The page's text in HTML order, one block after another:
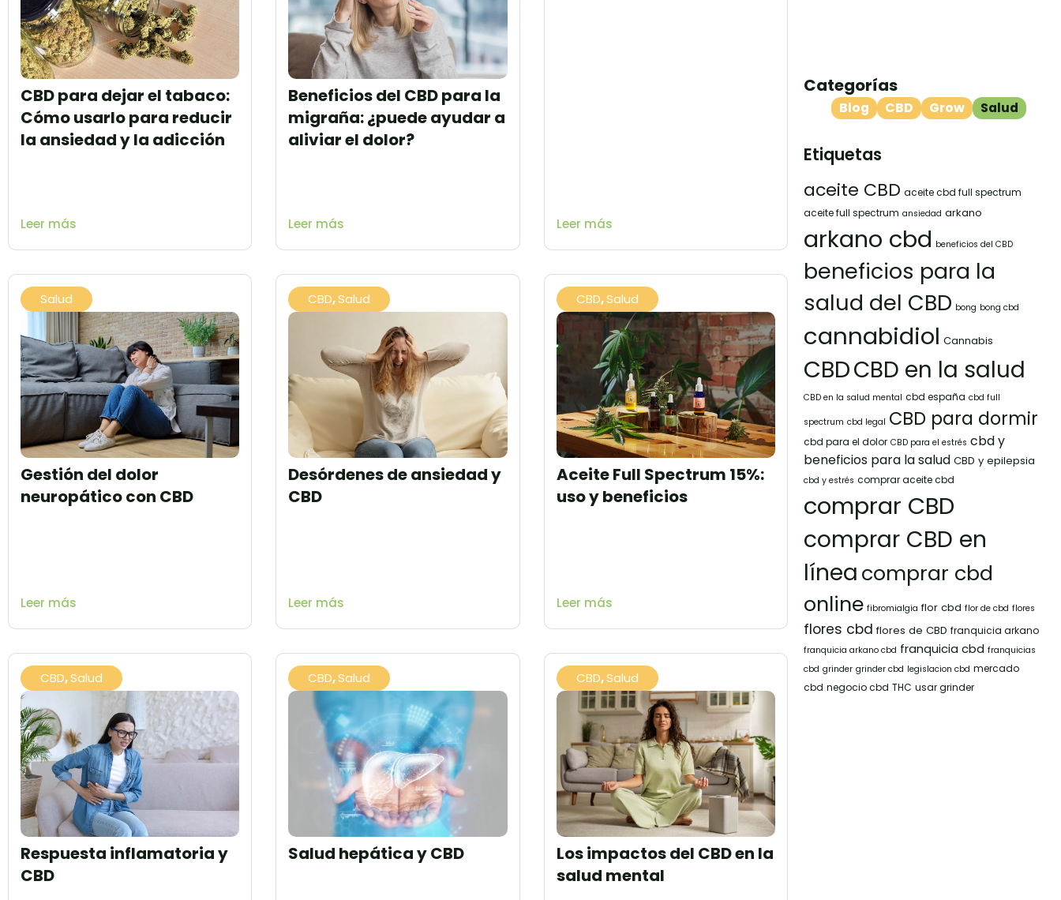
CBD para dejar el tabaco:
Cómo usarlo para reducir
la ansiedad y la adicción
Leer más
Beneficios del CBD para la
migraña: ¿puede ayudar a
aliviar el dolor?
Leer más Leer más
Salud
Gestión del dolor
neuropático con CBD
Leer más
CBD,Salud
Desórdenes de ansiedad y
CBD
Leer más
CBD,Salud
Aceite Full Spectrum 15%:
uso y beneficios
Leer más
CBD,Salud
Respuesta inflamatoria y
CBD
CBD,Salud
Salud hepática y CBD
CBD,Salud
Los impactos del CBD en la
salud mental
Categorías
Blog CBD Grow Salud
Etiquetas
aceite CBD aceite cbd full spectrum
aceite full spectrum ansiedad arkano
arkano cbd beneficios del CBD
beneficios para la
salud del CBD bong bong cbd
cannabidiol Cannabis
CBDCBD en la salud
CBD en la salud mental cbd españa cbd full
spectrum cbd legal CBD para dormir
cbd para el dolor CBD para el estrés cbd y
beneficios para la salud CBD y epilepsia
cbd y estrés comprar aceite cbd
comprar CBD
comprar CBD en
líneacomprar cbd
online fibromialgia flor cbd flor de cbd flores
flores cbd flores de CBD franquicia arkano
franquicia arkano cbd franquicia cbd franquicias
cbd grinder grinder cbd legislacion cbd mercado
cbd negocio cbd THC usar grinder